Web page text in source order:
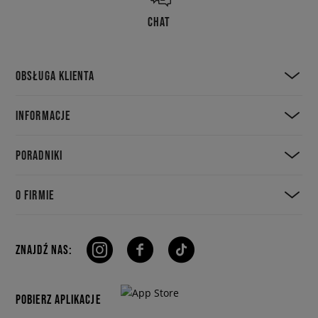
CHAT
OBSŁUGA KLIENTA
INFORMACJE
PORADNIKI
O FIRMIE
ZNAJDŹ NAS:
POBIERZ APLIKACJE